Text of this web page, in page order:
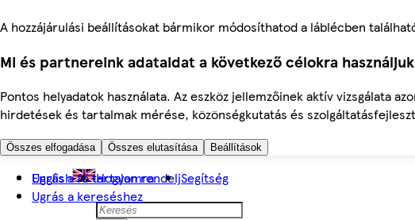
A hozzájárulási beállításokat bármikor módosíthatod a láblécben
Mi és partnereink adataidat a következő célokra
Pontos helyadatok használata. Az eszköz jellemzőinek aktív vizsgálata
hirdetések és tartalmak mérése, közönségkutatás és
Összes elfogadása Összes elutasítása Beállítások
Ugrás a fő tartalomra
Ugrás a kereséshez
English Hogyan rendeljSegítség